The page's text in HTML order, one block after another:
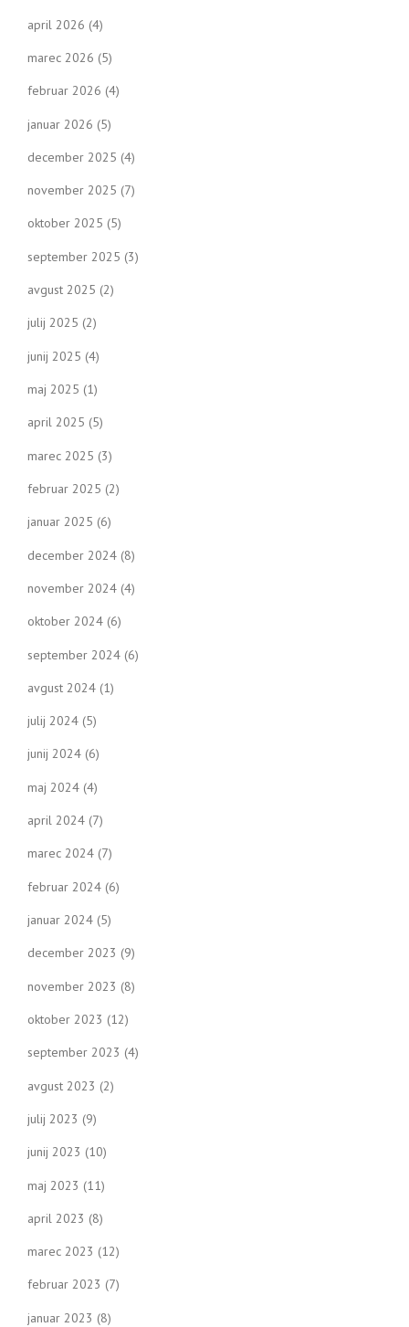
april 2026 (4)
marec 2026 (5)
februar 2026 (4)
januar 2026 (5)
december 2025 (4)
november 2025 (7)
oktober 2025 (5)
september 2025 (3)
avgust 2025 (2)
julij 2025 (2)
junij 2025 (4)
maj 2025 (1)
april 2025 (5)
marec 2025 (3)
februar 2025 (2)
januar 2025 (6)
december 2024 (8)
november 2024 (4)
oktober 2024 (6)
september 2024 (6)
avgust 2024 (1)
julij 2024 (5)
junij 2024 (6)
maj 2024 (4)
april 2024 (7)
marec 2024 (7)
februar 2024 (6)
januar 2024 (5)
december 2023 (9)
november 2023 (8)
oktober 2023 (12)
september 2023 (4)
avgust 2023 (2)
julij 2023 (9)
junij 2023 (10)
maj 2023 (11)
april 2023 (8)
marec 2023 (12)
februar 2023 (7)
januar 2023 (8)